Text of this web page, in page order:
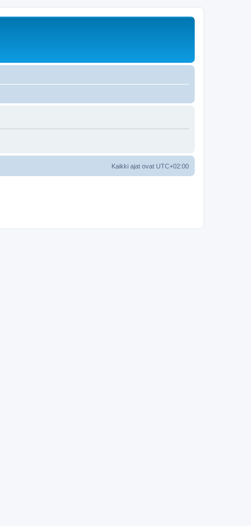
Kaikki ajat ovat UTC+02:00